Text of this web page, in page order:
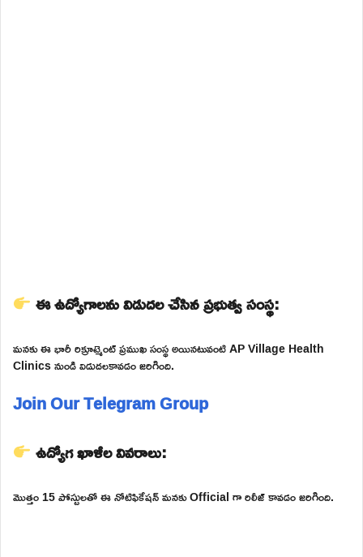
ఈ ఉద్యోగాలను విడుదల చేసిన ప్రభుత్వ సంస్థ:
మనకు ఈ భారీ రిక్రూట్మెంట్ ప్రముఖ సంస్థ అయినటువంటి AP Village Health
Clinics నుండి విడుదలకావడం జరిగింది.
Join Our Telegram Group
ఉద్యోగ ఖాళీల వివరాలు:
మొత్తం 15 పోస్టులతో ఈ నోటిఫికేషన్ మనకు Official గా రిలీజ్ కావడం జరిగింది.